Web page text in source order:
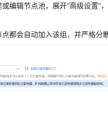
编辑节点池，展开“高级设置”
都会自动加入该组，并严格分